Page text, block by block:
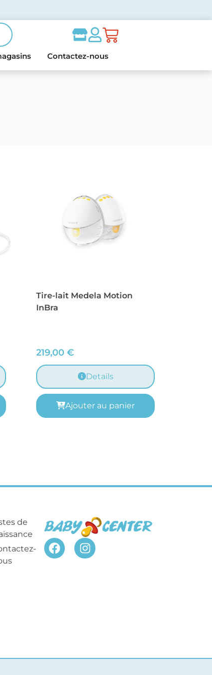
Contactez-nous
Tire-lait Medela Motion
InBra
219,00 €
Details
Ajouter au panier
de